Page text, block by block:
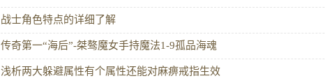
战士角色特点的详细了解
传奇第一“海后”-桀骜魔女手持魔法1-9孤品海魂
浅析两大躲避属性有个属性还能对麻痹戒指生效